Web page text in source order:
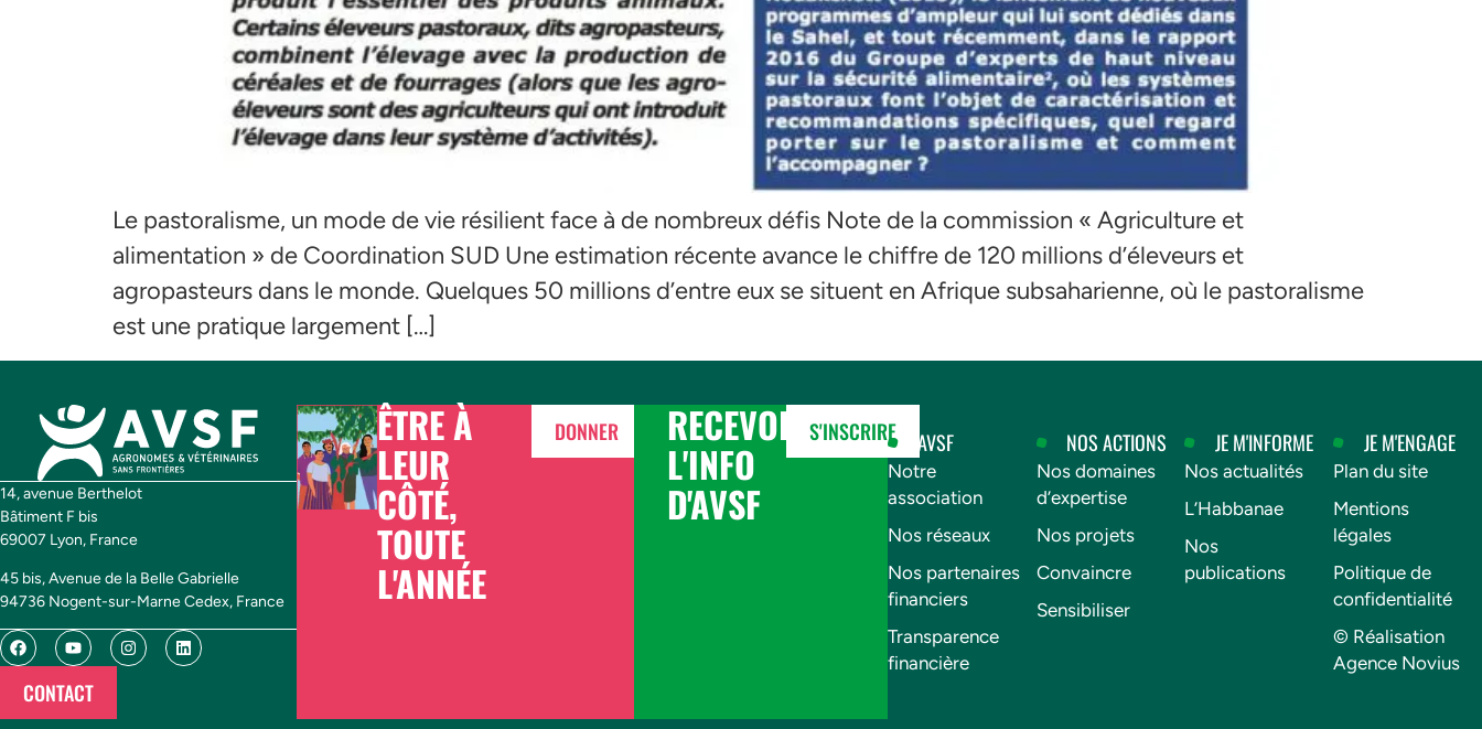
Le pastoralisme, un mode de vie résilient face à de nombreux défis Note de la commission « Agriculture et
alimentation » de Coordination SUD Une estimation récente avance le chiffre de 120 millions d’éleveurs et
agropasteurs dans le monde. Quelques 50 millions d’entre eux se situent en Afrique subsaharienne, où le pastoralisme
est une pratique largement […]
14, avenue Berthelot
Bâtiment F bis
69007 Lyon, France
45 bis, Avenue de la Belle Gabrielle
94736 Nogent-sur-Marne Cedex, France
CONTACT
ÊTRE À
LEUR
CÔTÉ,
TOUTE
L'ANNÉE
DONNER RECEVOIR
L'INFO
D'AVSF
S'INSCRIRE AVSF
Notre
association
Nos réseaux
Nos partenaires
financiers
Transparence
financière
NOS ACTIONS
Nos domaines
d’expertise
Nos projets
Convaincre
Sensibiliser
JE M'INFORME
Nos actualités
L’Habbanae
Nos
publications
JE M'ENGAGE
Plan du site
Mentions
légales
Politique de
confidentialité
© Réalisation
Agence Novius